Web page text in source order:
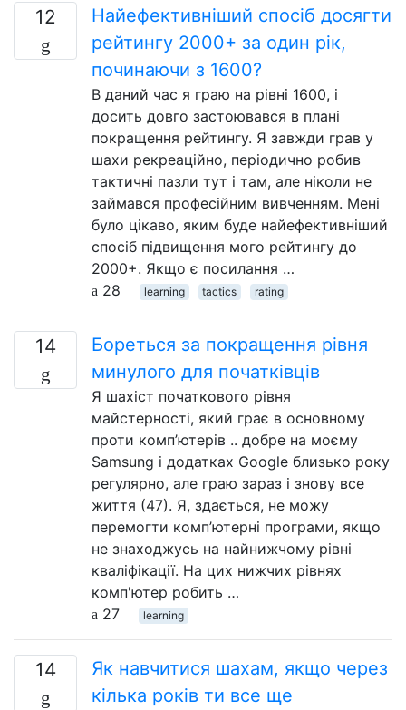
12
Найефективніший спосіб досягти
рейтингу 2000+ за один рік,
починаючи з 1600?
В даний час я граю на рівні 1600, і
досить довго застоювався в плані
покращення рейтингу. Я завжди грав у
шахи рекреаційно, періодично робив
тактичні пазли тут і там, але ніколи не
займався професійним вивченням. Мені
було цікаво, яким буде найефективніший
спосіб підвищення мого рейтингу до
2000+. Якщо є посилання …
28
learning tactics rating
14
Бореться за покращення рівня
минулого для початківців
Я шахіст початкового рівня
майстерності, який грає в основному
проти комп’ютерів .. добре на моєму
Samsung і додатках Google близько року
регулярно, але граю зараз і знову все
життя (47). Я, здається, не можу
перемогти комп’ютерні програми, якщо
не знаходжусь на найнижчому рівні
кваліфікації. На цих нижчих рівнях
комп'ютер робить …
27
learning
14
Як навчитися шахам, якщо через
кілька років ти все ще